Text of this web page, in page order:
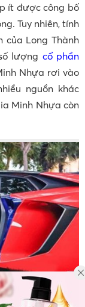
ít được công bố
Tuy nhiên, tính
của Long Thành
lượng cổ phần
Nhựa rơi vào
nguồn khác
Minh Nhựa còn